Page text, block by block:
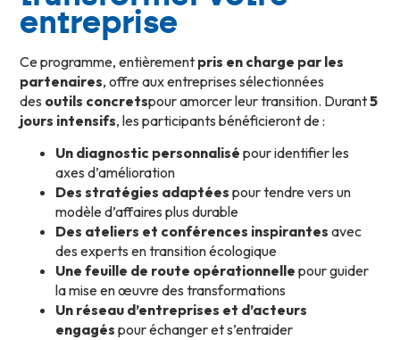
entreprise
Ce programme, entièrement pris en charge par les
partenaires, offre aux entreprises sélectionnées
des outils concretspour amorcer leur transition. Durant5
jours intensifs, les participants bénéficieront de :
Un diagnostic personnalisé pour identifier les
axes d’amélioration
Des stratégies adaptées pour tendre vers un
modèle d’affaires plus durable
Des ateliers et conférences inspirantes avec
des experts en transition écologique
Une feuille de route opérationnelle pour guider
la mise en œuvre des transformations
Un réseau d’entreprises et d’acteurs
engagés pour échanger et s’entraider